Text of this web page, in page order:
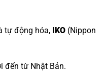
tự động hóa, IKO (Nippon
đến từ Nhật Bản.